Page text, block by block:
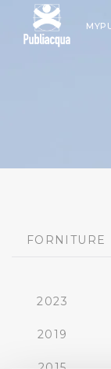
FORNITURE
2023
2019